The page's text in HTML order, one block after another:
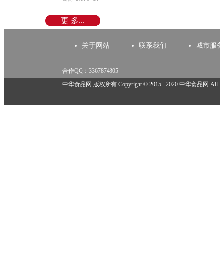
更 多...
关于网站 联系我们 城市服
合作QQ：3367874305
举报邮箱：918825737@qq.com
中华食品网 版权所有 Copyright © 2015 - 2020 中华食品网 All